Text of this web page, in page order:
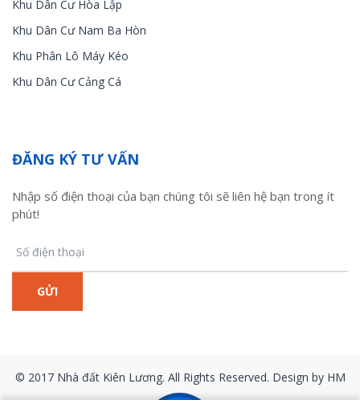
Khu Dân Cư Hòa Lập
Khu Dân Cư Nam Ba Hòn
Khu Phân Lô Máy Kéo
Khu Dân Cư Cảng Cá
ĐĂNG KÝ TƯ VẤN
Nhập số điện thoại của bạn chúng tôi sẽ liên hệ bạn trong ít
phút!
© 2017 Nhà đất Kiên Lương. All Rights Reserved. Design by HM